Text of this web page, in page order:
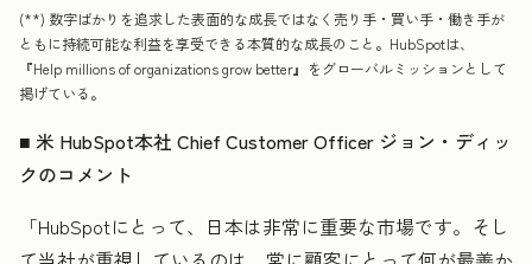
(**) 数字ばかりを追求した表面的な成長ではなく売り手・買い手・働き手が
ともに持続可能な利益を享受できる本質的な成長のこと。HubSpotは、
『Help millions of organizations grow better』をグローバルミッションとして
掲げている。
■ 米 HubSpot本社 Chief Customer Officer ジョン・ディッ
クのコメント
「HubSpotにとって、日本は非常に重要な市場です。そし